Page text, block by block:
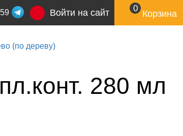
Войти на сайт 0
Корзина
(по дереву)
280 мл